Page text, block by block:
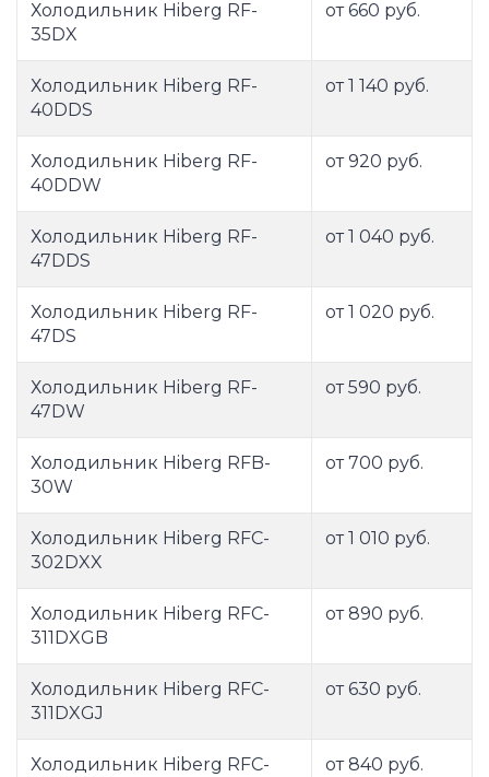
Холодильник Hiberg RF-
35DX
от 660 руб.
Холодильник Hiberg RF-
40DDS
от 1 140 руб.
Холодильник Hiberg RF-
40DDW
от 920 руб.
Холодильник Hiberg RF-
47DDS
от 1 040 руб.
Холодильник Hiberg RF-
47DS
от 1 020 руб.
Холодильник Hiberg RF-
47DW
от 590 руб.
Холодильник Hiberg RFB-
30W
от 700 руб.
Холодильник Hiberg RFC-
302DXX
от 1 010 руб.
Холодильник Hiberg RFC-
311DXGB
от 890 руб.
Холодильник Hiberg RFC-
311DXGJ
от 630 руб.
Холодильник Hiberg RFC-
от 840 руб.